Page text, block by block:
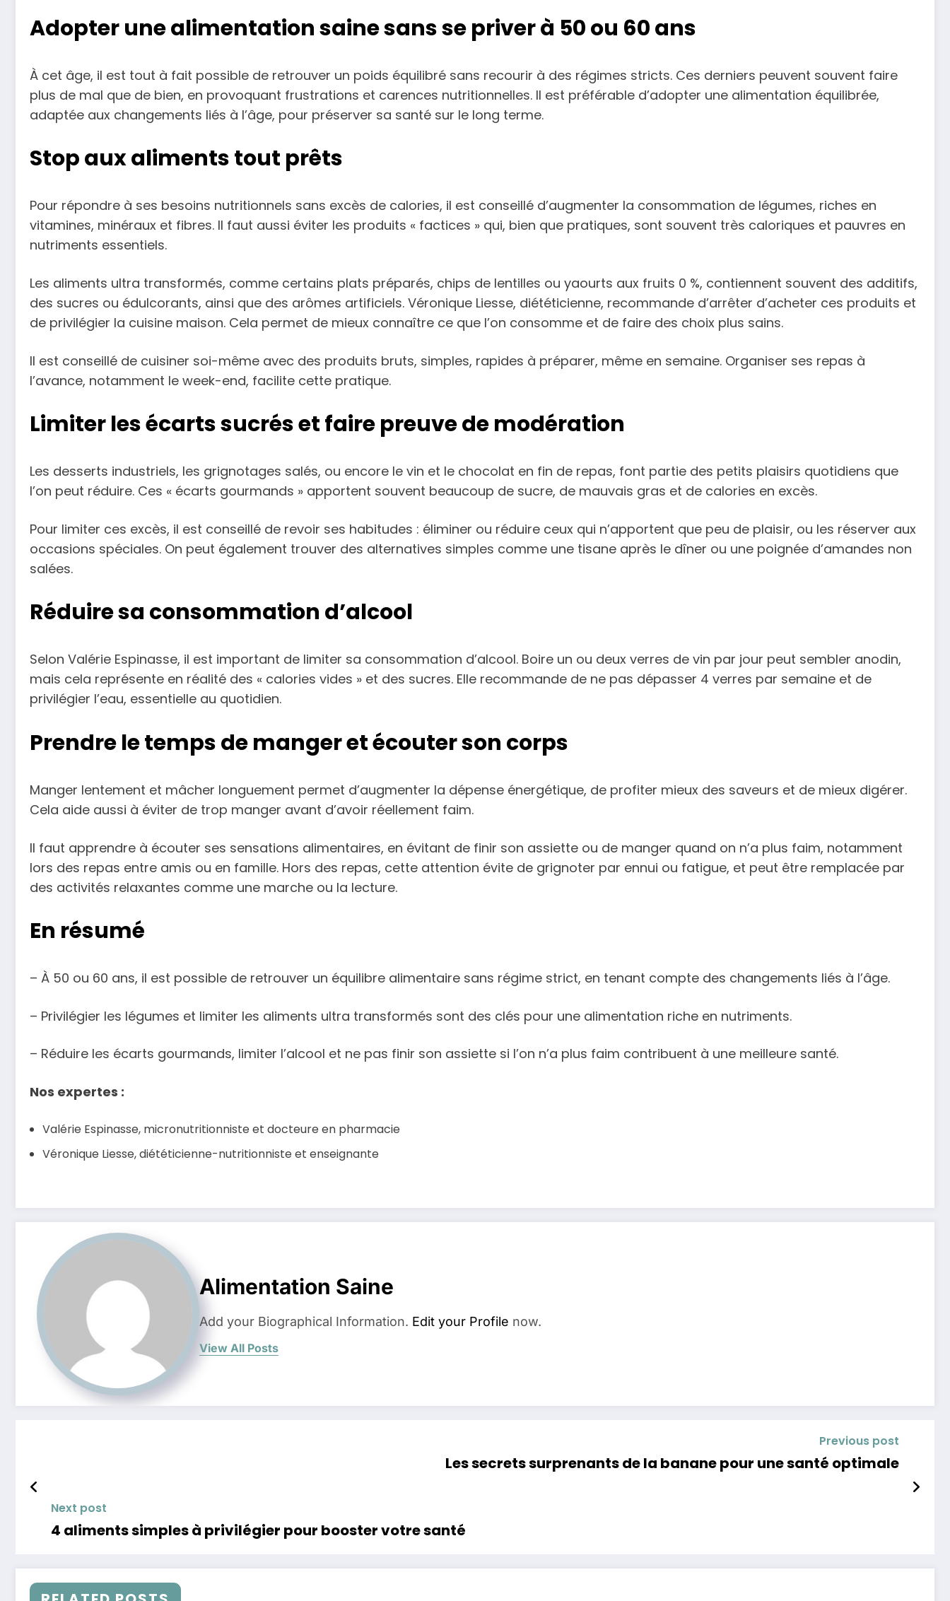
Adopter une alimentation saine sans se priver à 50 ou 60 ans
À cet âge, il est tout à fait possible de retrouver un poids équilibré sans recourir à des régimes stricts. Ces derniers peuvent souvent faire
plus de mal que de bien, en provoquant frustrations et carences nutritionnelles. Il est préférable d’adopter une alimentation équilibrée,
adaptée aux changements liés à l’âge, pour préserver sa santé sur le long terme.
Stop aux aliments tout prêts
Pour répondre à ses besoins nutritionnels sans excès de calories, il est conseillé d’augmenter la consommation de légumes, riches en
vitamines, minéraux et fibres. Il faut aussi éviter les produits « factices » qui, bien que pratiques, sont souvent très caloriques et pauvres en
nutriments essentiels.
Les aliments ultra transformés, comme certains plats préparés, chips de lentilles ou yaourts aux fruits 0 %, contiennent souvent des additifs,
des sucres ou édulcorants, ainsi que des arômes artificiels. Véronique Liesse, diététicienne, recommande d’arrêter d’acheter ces produits et
de privilégier la cuisine maison. Cela permet de mieux connaître ce que l’on consomme et de faire des choix plus sains.
Il est conseillé de cuisiner soi-même avec des produits bruts, simples, rapides à préparer, même en semaine. Organiser ses repas à
l’avance, notamment le week-end, facilite cette pratique.
Limiter les écarts sucrés et faire preuve de modération
Les desserts industriels, les grignotages salés, ou encore le vin et le chocolat en fin de repas, font partie des petits plaisirs quotidiens que
l’on peut réduire. Ces « écarts gourmands » apportent souvent beaucoup de sucre, de mauvais gras et de calories en excès.
Pour limiter ces excès, il est conseillé de revoir ses habitudes : éliminer ou réduire ceux qui n’apportent que peu de plaisir, ou les réserver aux
occasions spéciales. On peut également trouver des alternatives simples comme une tisane après le dîner ou une poignée d’amandes non
salées.
Réduire sa consommation d’alcool
Selon Valérie Espinasse, il est important de limiter sa consommation d’alcool. Boire un ou deux verres de vin par jour peut sembler anodin,
mais cela représente en réalité des « calories vides » et des sucres. Elle recommande de ne pas dépasser 4 verres par semaine et de
privilégier l’eau, essentielle au quotidien.
Prendre le temps de manger et écouter son corps
Manger lentement et mâcher longuement permet d’augmenter la dépense énergétique, de profiter mieux des saveurs et de mieux digérer.
Cela aide aussi à éviter de trop manger avant d’avoir réellement faim.
Il faut apprendre à écouter ses sensations alimentaires, en évitant de finir son assiette ou de manger quand on n’a plus faim, notamment
lors des repas entre amis ou en famille. Hors des repas, cette attention évite de grignoter par ennui ou fatigue, et peut être remplacée par
des activités relaxantes comme une marche ou la lecture.
En résumé
– À 50 ou 60 ans, il est possible de retrouver un équilibre alimentaire sans régime strict, en tenant compte des changements liés à l’âge.
– Privilégier les légumes et limiter les aliments ultra transformés sont des clés pour une alimentation riche en nutriments.
– Réduire les écarts gourmands, limiter l’alcool et ne pas finir son assiette si l’on n’a plus faim contribuent à une meilleure santé.
Nos expertes :
Valérie Espinasse, micronutritionniste et docteure en pharmacie
Véronique Liesse, diététicienne-nutritionniste et enseignante
Alimentation Saine
Add your Biographical Information. Edit your Profile now.
View All Posts
Previous post
Les secrets surprenants de la banane pour une santé optimale
Next post
4 aliments simples à privilégier pour booster votre santé